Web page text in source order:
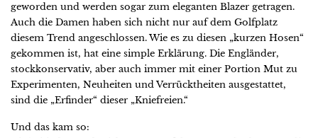
geworden und werden sogar zum eleganten Blazer getragen.
Auch die Damen haben sich nicht nur auf dem Golfplatz
diesem Trend angeschlossen. Wie es zu diesen „kurzen Hosen“
gekommen ist, hat eine simple Erklärung. Die Engländer,
stockkonservativ, aber auch immer mit einer Portion Mut zu
Experimenten, Neuheiten und Verrücktheiten ausgestattet,
sind die „Erfinder“ dieser „Kniefreien.“
Und das kam so: